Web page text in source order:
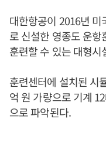
대한항공이 2016년
로 신설한 영종도 운
훈련할 수 있는 대형시
훈련센터에 설치된 시
억 원 가량으로 기계
으로 파악된다.